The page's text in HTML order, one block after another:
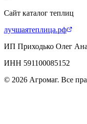
Сайт каталог теплиц
лучшаятеплица.рф
ИП Приходько Олег
ИНН 591100085152
© 2026 Агромаг. Все